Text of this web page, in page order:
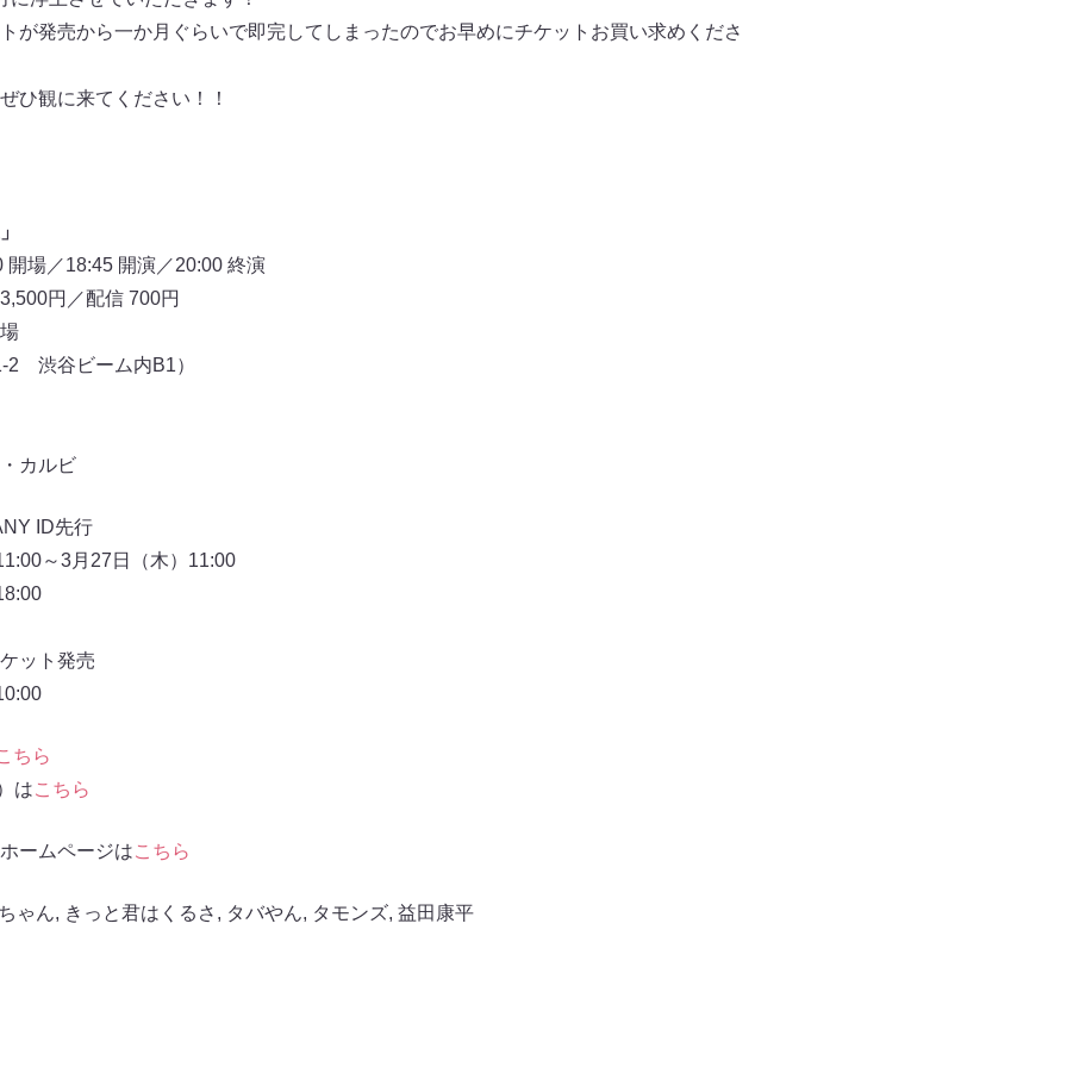
が発売から一か月ぐらいで即完してしまったのでお早めにチケットお買い求めくださ
ひ観に来てください！！
場／18:45 開演／20:00 終演
円／配信 700円
2 渋谷ビーム内B1）
カルビ
ID先行
～3月27日（木）11:00
ット発売
ちら
はこちら
ームページはこちら
ゃん, きっと君はくるさ , タバやん, タモンズ, 益田康平